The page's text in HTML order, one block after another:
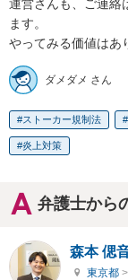
運営さんも、ご連絡
ます。
やってみる価値はあ
ダメダメ さん
ストーカー規制法
炎上対策
弁護士から
森本 偲
東京都 >